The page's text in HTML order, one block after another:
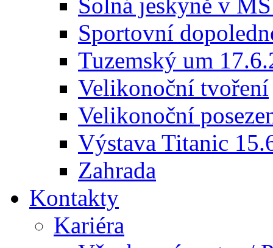
Sportovní
Tuzemský um
Velikonoční tvoření
Velikonoční
Výstava Titanic
Zahrada
Kontakty
Kariéra